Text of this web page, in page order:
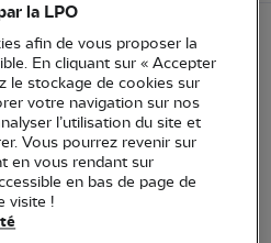
Dordogne organise une
adhérents !
la LPO
afin de vous proposer la
En cliquant sur « Accepter
le stockage de cookies sur
votre navigation sur nos
l’utilisation du site et
Vous pourrez revenir sur
en vous rendant sur
en bas de page de
visite !